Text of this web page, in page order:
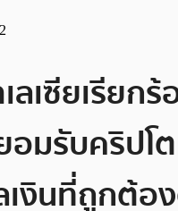
ลเซียเรียกร้
มรับคริปโต
เงินที่ถูกต้อ